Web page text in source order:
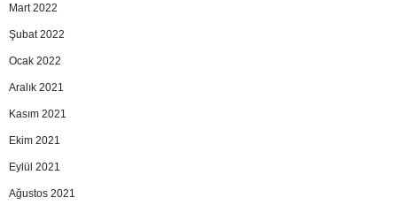
Mart 2022
Şubat 2022
Ocak 2022
Aralık 2021
Kasım 2021
Ekim 2021
Eylül 2021
Ağustos 2021